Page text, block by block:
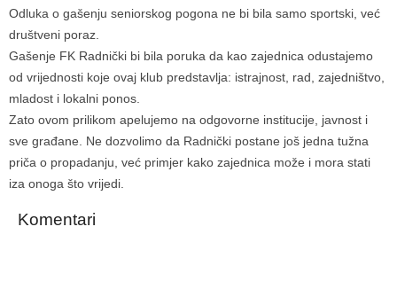
Odluka o gašenju seniorskog pogona ne bi bila samo sportski, već
društveni poraz.
Gašenje FK Radnički bi bila poruka da kao zajednica odustajemo
od vrijednosti koje ovaj klub predstavlja: istrajnost, rad, zajedništvo,
mladost i lokalni ponos.
Zato ovom prilikom apelujemo na odgovorne institucije, javnost i
sve građane. Ne dozvolimo da Radnički postane još jedna tužna
priča o propadanju, već primjer kako zajednica može i mora stati
iza onoga što vrijedi.
Komentari